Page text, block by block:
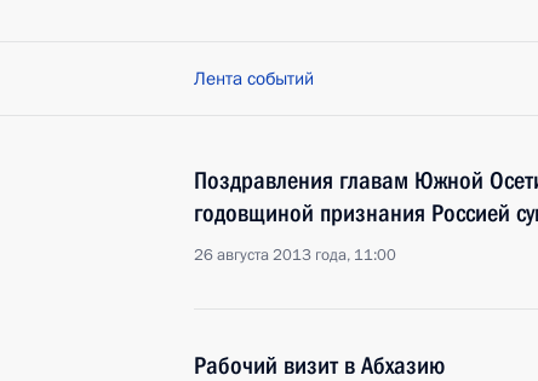
Лента событий
Поздравления главам Южной
годовщиной признания Россией
26 августа 2013 года, 11:00
Рабочий визит в Абхазию